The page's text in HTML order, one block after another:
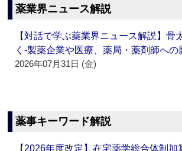
薬業界ニュース解説
【対話で学ぶ薬業界ニュース解説】骨
く‐製薬企業や医療、薬局・薬剤師へ
2026年07月31日 (金)
薬事キーワード解説
【2026年度改定】在宅薬学総合体制